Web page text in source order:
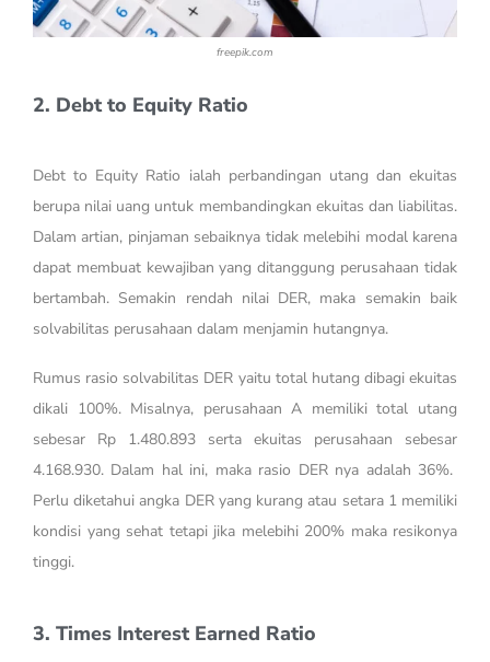
freepik.com
2. Debt to Equity Ratio
Debt to Equity Ratio ialah perbandingan utang dan ekuitas
berupa nilai uang untuk membandingkan ekuitas dan liabilitas.
Dalam artian, pinjaman sebaiknya tidak melebihi modal karena
dapat membuat kewajiban yang ditanggung perusahaan tidak
bertambah. Semakin rendah nilai DER, maka semakin baik
solvabilitas perusahaan dalam menjamin hutangnya.
Rumus rasio solvabilitas DER yaitu total hutang dibagi ekuitas
dikali 100%. Misalnya, perusahaan A memiliki total utang
sebesar Rp 1.480.893 serta ekuitas perusahaan sebesar
4.168.930. Dalam hal ini, maka rasio DER nya adalah 36%.
Perlu diketahui angka DER yang kurang atau setara 1 memiliki
kondisi yang sehat tetapi jika melebihi 200% maka resikonya
tinggi.
3. Times Interest Earned Ratio